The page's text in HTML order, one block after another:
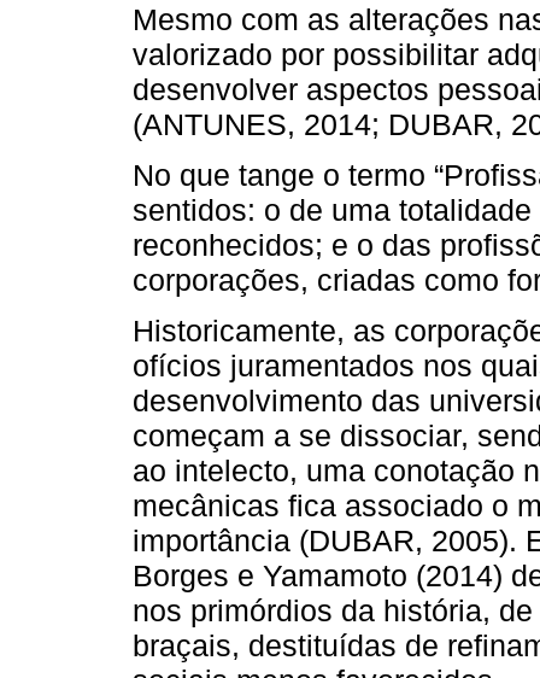
Mesmo com as alterações
valorizado por possibilitar
desenvolver aspectos
(ANTUNES, 2014; DUBAR,
No que tange o termo
sentidos: o de uma
reconhecidos; e o das
corporações, criadas como
Historicamente, as
ofícios juramentados nos
desenvolvimento das
começam a se dissociar,
ao intelecto, uma conotação
mecânicas fica associado o
importância (DUBAR, 2005).
Borges e Yamamoto (2014)
nos primórdios da história,
braçais, destituídas de